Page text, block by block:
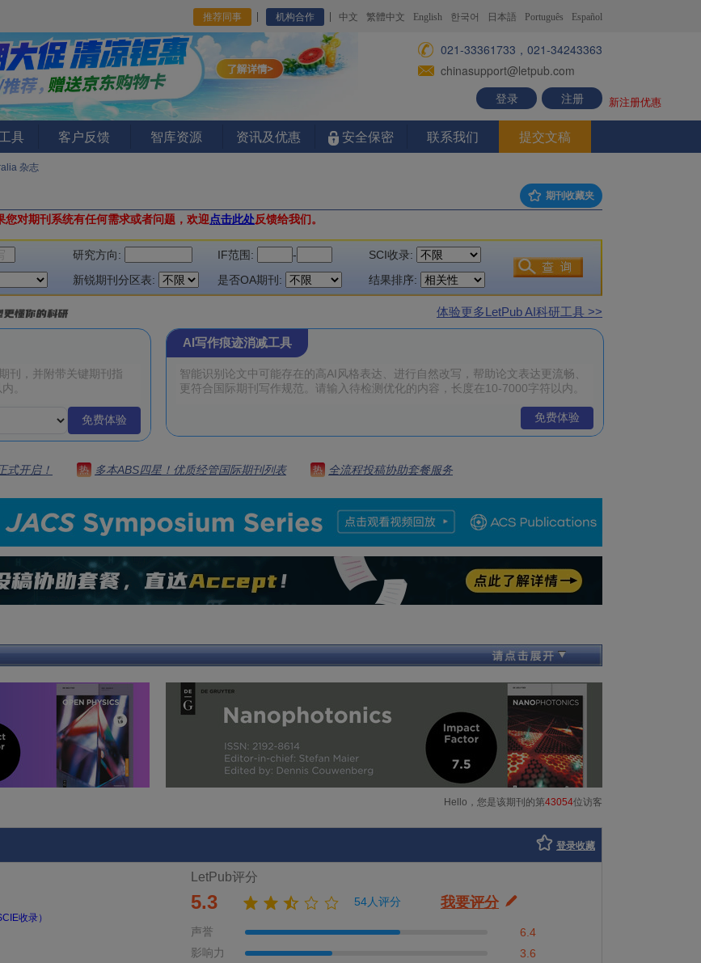
推荐同事 机构合作 中文 繁體中文 English 한국어 日本語 Português Español
021-33361733，021-34243363
chinasupport@letpub.com
登录
注册 新注册优惠
具 客户反馈 智库资源 资讯及优惠 安全保密 联系我们 提交文稿
杂志
期刊收藏夹
您对期刊系统有任何需求或者问题，欢迎点击此处反馈给我们。
研究方向: IF范围: -
SCI收录:
新锐期刊分区表: 是否OA期刊: 结果排序:
体验更多LetPub AI科研工具 >>
免费体验
AI写作痕迹消减工具
免费体验
式开启！ 热 多本ABS四星！优质经管国际期刊列表 热 全流程投稿协助套餐服务
Hello，您是该期刊的第43054位访客
登录收藏
收录）
LetPub评分
5.3 54人评分 我要评分
声誉
6.4
影响力
3.6